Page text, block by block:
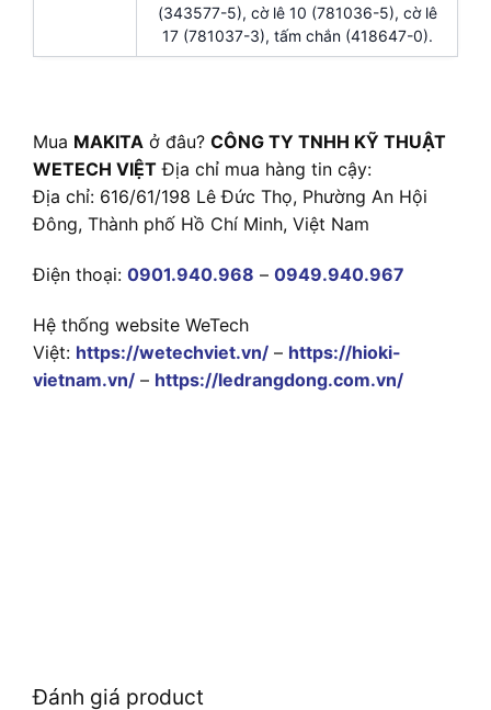
(343577-5), cờ lê 10 (781036-5), cờ lê
17 (781037-3), tấm chắn (418647-0).
Mua MAKITA ở đâu? CÔNG TY TNHH KỸ THUẬT
WETECH VIỆT Địa chỉ mua hàng tin cậy:
Địa chỉ: 616/61/198 Lê Đức Thọ, Phường An Hội
Đông, Thành phố Hồ Chí Minh, Việt Nam
Điện thoại: 0901.940.968 – 0949.940.967
Hệ thống website WeTech
Việt: https://wetechviet.vn/ – https://hioki-
vietnam.vn/ – https://ledrangdong.com.vn/
Đánh giá product